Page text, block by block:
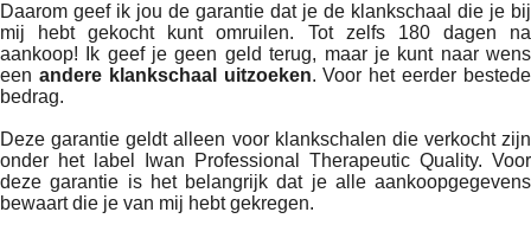
Daarom geef ik jou de garantie dat je de klankschaal die je bij
mij hebt gekocht kunt omruilen. Tot zelfs 180 dagen na
aankoop! Ik geef je geen geld terug, maar je kunt naar wens
een andere klankschaal uitzoeken. Voor het eerder bestede
bedrag.
Deze garantie geldt alleen voor klankschalen die verkocht zijn
onder het label Iwan Professional Therapeutic Quality. Voor
deze garantie is het belangrijk dat je alle aankoopgegevens
bewaart die je van mij hebt gekregen.